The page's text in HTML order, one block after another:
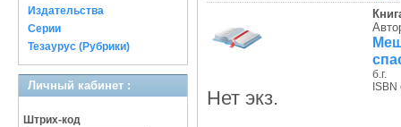
Издательства
Серии
Тезаурус (Рубрики)
Личный кабинет :
Штрих-код
Нет экз.
б.г.
ISBN